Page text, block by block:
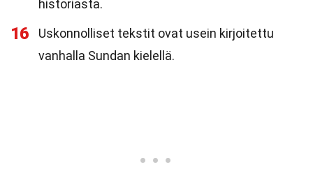
historiasta.
16
Uskonnolliset tekstit ovat usein kirjoitettu
vanhalla Sundan kielellä.